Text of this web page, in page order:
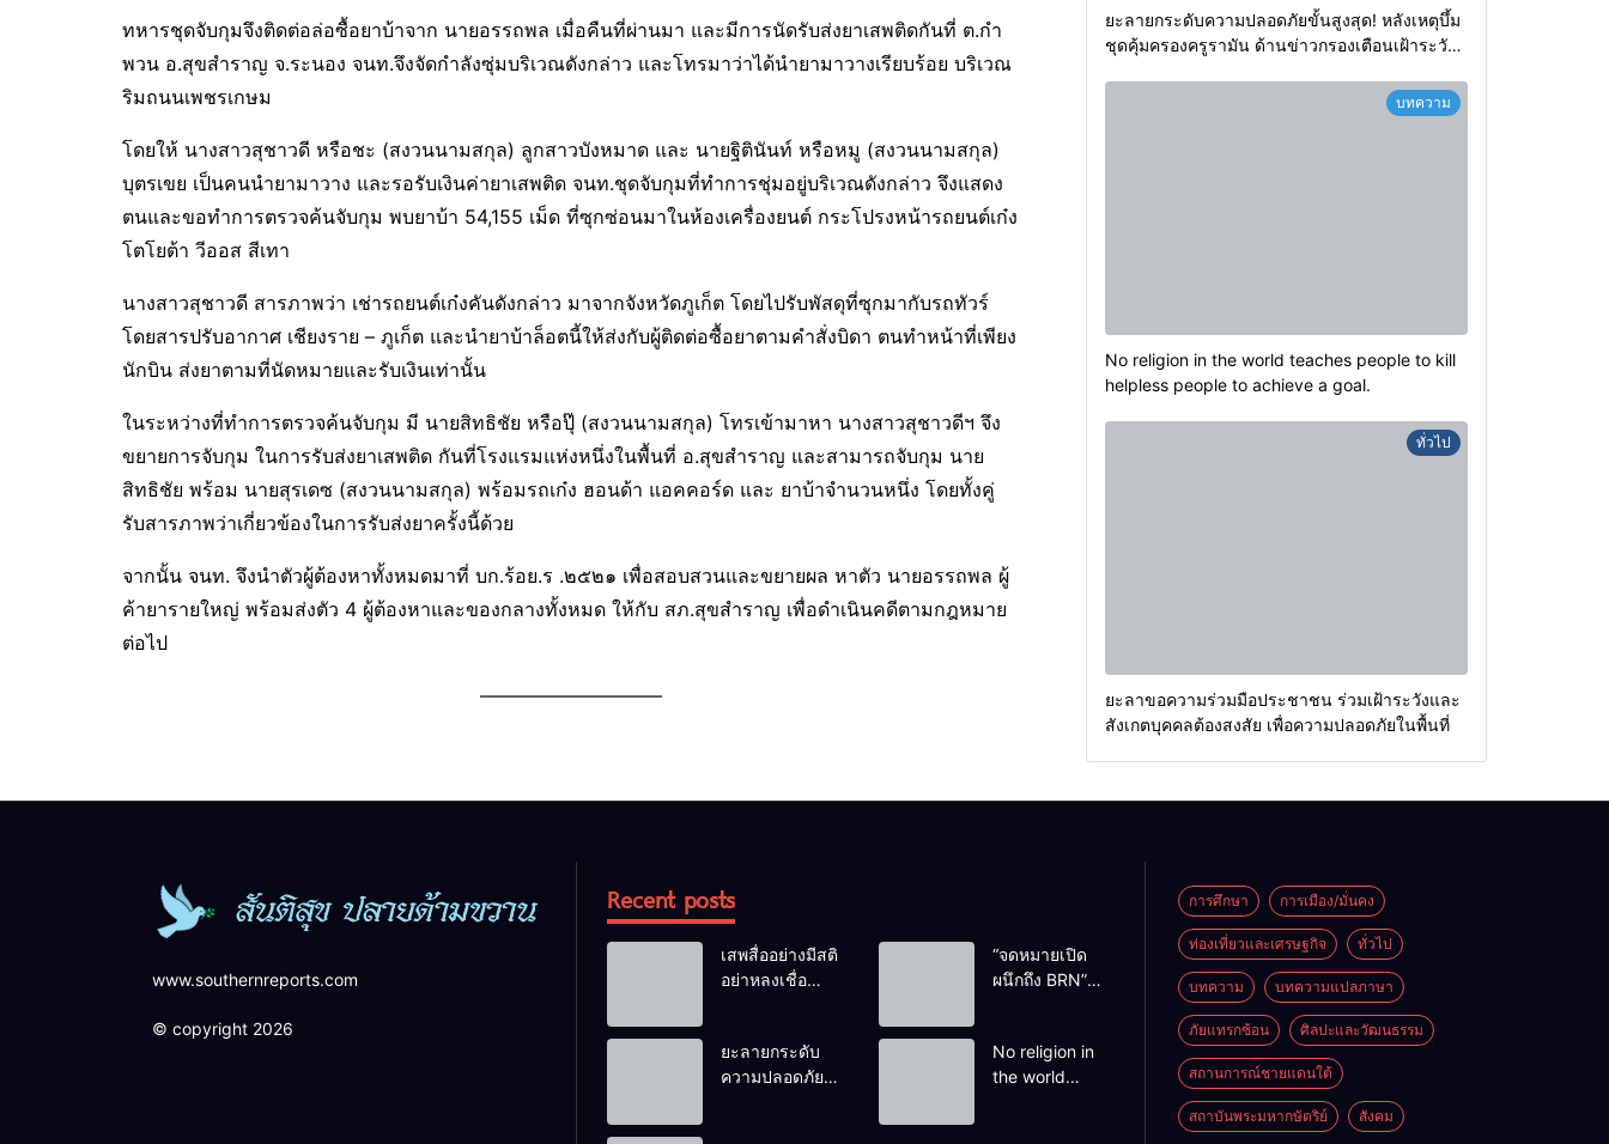
ทหารชุดจับกุมจึงติดต่อล่อซื้อยาบ้าจาก นายอรรถพล เมื่อคืนที่ผ่านมา และมีการนัดรับส่งยาเสพติดกันที่ ต.กำ
พวน อ.สุขสำราญ จ.ระนอง จนท.จึงจัดกำลังซุ่มบริเวณดังกล่าว และโทรมาว่าได้นำยามาวางเรียบร้อย บริเวณ
ริมถนนเพชรเกษม
โดยให้ นางสาวสุชาวดี หรือชะ (สงวนนามสกุล) ลูกสาวบังหมาด และ นายฐิตินันท์ หรือหมู (สงวนนามสกุล)
บุตรเขย เป็นคนนำยามาวาง และรอรับเงินค่ายาเสพติด จนท.ชุดจับกุมที่ทำการชุ่มอยู่บริเวณดังกล่าว จึงแสดง
ตนและขอทำการตรวจค้นจับกุม พบยาบ้า 54,155 เม็ด ที่ซุกซ่อนมาในห้องเครื่องยนต์ กระโปรงหน้ารถยนต์เก๋ง
โตโยต้า วีออส สีเทา
นางสาวสุชาวดี สารภาพว่า เช่ารถยนต์เก๋งคันดังกล่าว มาจากจังหวัดภูเก็ต โดยไปรับพัสดุที่ซุกมากับรถทัวร์
โดยสารปรับอากาศ เชียงราย – ภูเก็ต และนำยาบ้าล็อตนี้ให้ส่งกับผู้ติดต่อซื้อยาตามคำสั่งบิดา ตนทำหน้าที่เพียง
นักบิน ส่งยาตามที่นัดหมายและรับเงินเท่านั้น
ในระหว่างที่ทำการตรวจค้นจับกุม มี นายสิทธิชัย หรือปุ๊ (สงวนนามสกุล) โทรเข้ามาหา นางสาวสุชาวดีฯ จึง
ขยายการจับกุม ในการรับส่งยาเสพติด กันที่โรงแรมแห่งหนึ่งในพื้นที่ อ.สุขสำราญ และสามารถจับกุม นาย
สิทธิชัย พร้อม นายสุรเดซ (สงวนนามสกุล) พร้อมรถเก๋ง ฮอนด้า แอคคอร์ด และ ยาบ้าจำนวนหนึ่ง โดยทั้งคู่
รับสารภาพว่าเกี่ยวข้องในการรับส่งยาครั้งนี้ด้วย
จากนั้น จนท. จึงนำตัวผู้ต้องหาทั้งหมดมาที่ บก.ร้อย.ร .๒๕๒๑ เพื่อสอบสวนและขยายผล หาตัว นายอรรถพล ผู้
ค้ายารายใหญ่ พร้อมส่งตัว 4 ผู้ต้องหาและของกลางทั้งหมด ให้กับ สภ.สุขสำราญ เพื่อดำเนินคดีตามกฎหมาย
ต่อไป
—————————–
ยะลายกระดับความปลอดภัยขั้นสูงสุด! หลังเหตุบึ้ม
ชุดคุ้มครองครูรามัน ด้านข่าวกรองเตือนเฝ้าระวัง
บทความ
No religion in the world teaches people to kill
helpless people to achieve a goal.
ทั่วไป
ยะลาขอความร่วมมือประชาชน ร่วมเฝ้าระวังและ
สังเกตบุคคลต้องสงสัย เพื่อความปลอดภัยในพื้นที่
www.southernreports.com
© copyright 2026
Recent posts
เสพสื่ออย่างมีสติ
อย่าหลงเชื่อ
“จดหมายเปิด
ผนึกถึง BRN”
ครัวครูฟาตีเม๊าะ
และเสียงสะอื้น
ยะลายกระดับ
ความปลอดภัย
No religion in
the world
การศึกษา การเมือง/มั่นคง
ท่องเที่ยวและเศรษฐกิจ ทั่วไป
บทความ บทความแปลภาษา
ภัยแทรกซ้อน ศิลปะและวัฒนธรรม
สถานการณ์ชายแดนใต้
สถาบันพระมหากษัตริย์ สังคม